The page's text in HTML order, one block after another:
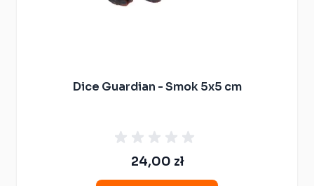
Dice Guardian - Smok 5x5 cm
24,00 zł